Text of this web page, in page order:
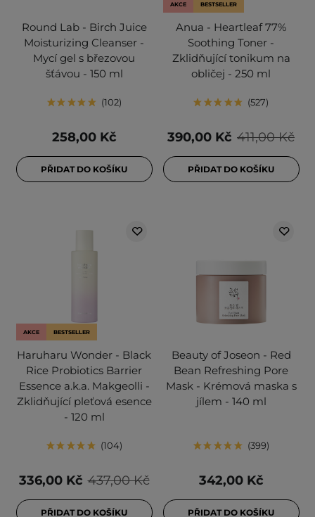
Round Lab - Birch Juice
Moisturizing Cleanser -
Mycí gel s březovou
šťávou - 150 ml
102
258,00 Kč
PŘIDAT DO KOŠÍKU
AKCE BESTSELLER
Anua - Heartleaf 77%
Soothing Toner -
Zklidňující tonikum na
obličej - 250 ml
527
411,00 Kč
390,00 Kč
PŘIDAT DO KOŠÍKU
AKCE BESTSELLER
Haruharu Wonder - Black
Rice Probiotics Barrier
Essence a.k.a. Makgeolli -
Zklidňující pleťová esence
- 120 ml
104
437,00 Kč
336,00 Kč
PŘIDAT DO KOŠÍKU
Beauty of Joseon - Red
Bean Refreshing Pore
Mask - Krémová maska s
jílem - 140 ml
399
342,00 Kč
PŘIDAT DO KOŠÍKU